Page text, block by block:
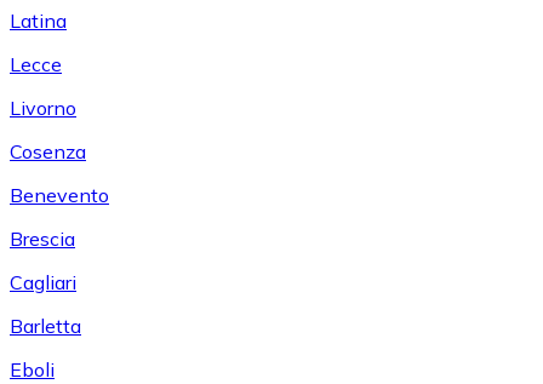
Latina
Lecce
Livorno
Cosenza
Benevento
Brescia
Cagliari
Barletta
Eboli